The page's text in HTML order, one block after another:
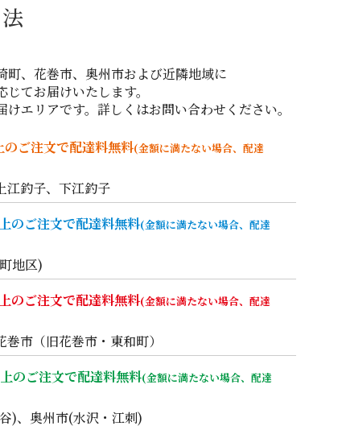
町、花巻市、奥州市および近隣地域に
じてお届けいたします。
けエリアです。詳しくはお問い合わせください。
ご注文で配達料無料(金額に満たない場合、配達
江釣子、下江釣子
のご注文で配達料無料(金額に満たない場合、配達
地区)
のご注文で配達料無料(金額に満たない場合、配達
市（旧花巻市・東和町）
のご注文で配達料無料(金額に満たない場合、配達
)、奥州市(水沢・江刺)